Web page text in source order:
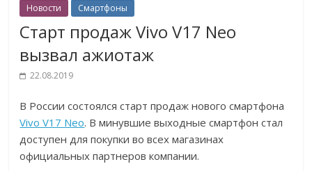
Новости Смартфоны
Старт продаж Vivo V17 Neo
вызвал ажиотаж
22.08.2019
В России состоялся старт продаж нового смартфона
Vivo V17 Neo. В минувшие выходные смартфон стал
доступен для покупки во всех магазинах
официальных партнеров компании.